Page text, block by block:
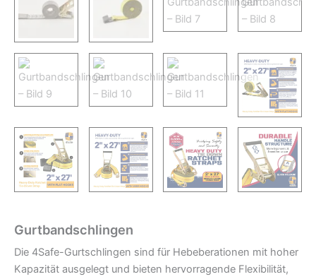
Gurtbandschlingen
Die 4Safe-Gurtschlingen sind für Hebeberationen mit hoher
Kapazität ausgelegt und bieten hervorragende Flexibilität,